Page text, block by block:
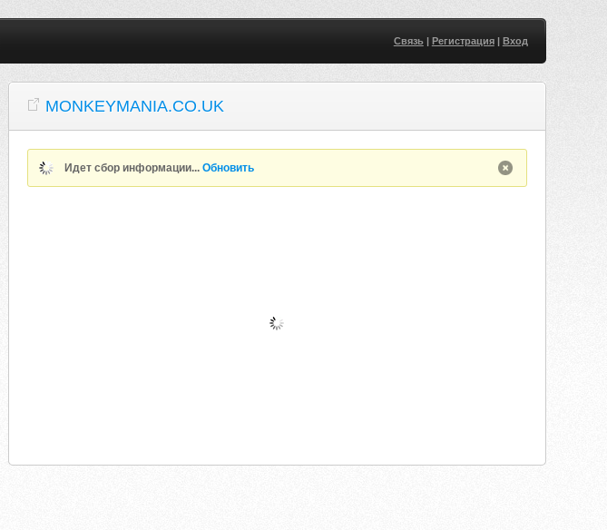
Связь| Регистрация| Вход
MONKEYMANIA.CO.UK
Идет сбор информации...Обновить